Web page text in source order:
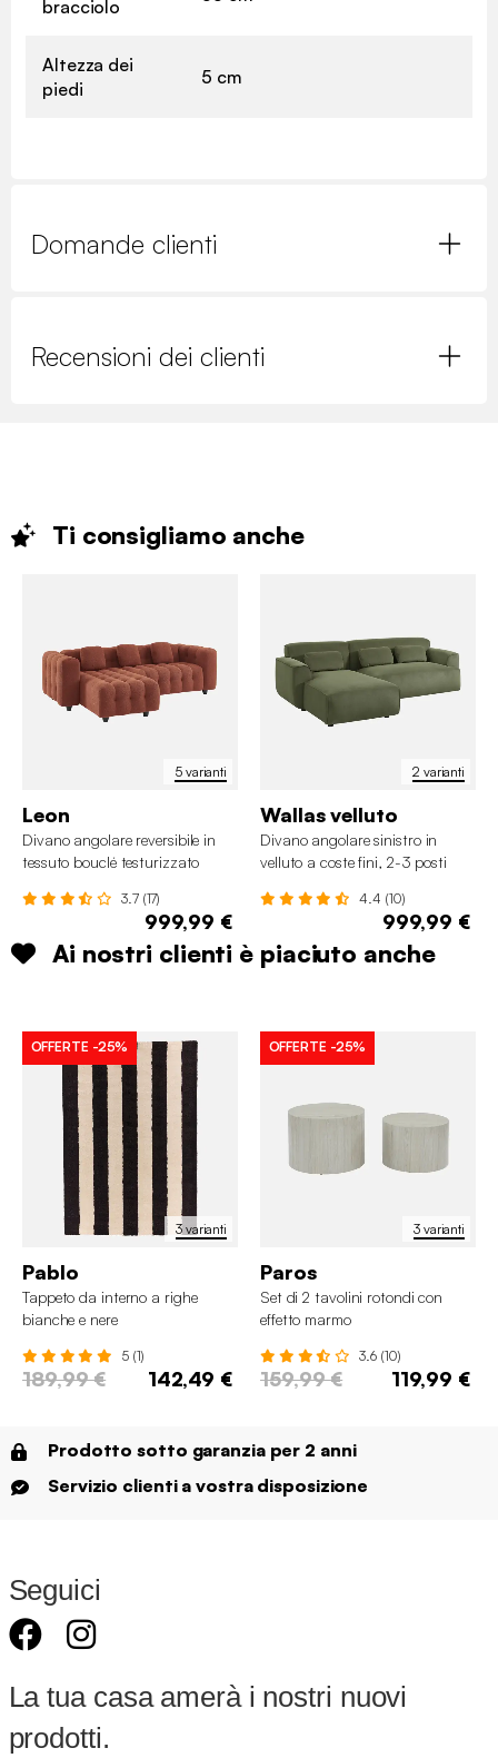
bracciolo
Altezza dei
piedi
5 cm
Domande clienti
Recensioni dei clienti
Ti consigliamo anche
5 varianti
Leon
Divano angolare reversibile in
tessuto bouclé testurizzato
3.7 (17)
999,99 €
2 varianti
Wallas velluto
Divano angolare sinistro in
velluto a coste fini, 2-3 posti
4.4 (10)
999,99 €
Ai nostri clienti è piaciuto anche
3 varianti
OFFERTE -25%
Pablo
Tappeto da interno a righe
bianche e nere
5 (1)
189,99 € 142,49 €
3 varianti
OFFERTE -25%
Paros
Set di 2 tavolini rotondi con
effetto marmo
3.6 (10)
159,99 € 119,99 €
Prodotto sotto garanzia per 2 anni
Servizio clienti a vostra disposizione
Seguici
La tua casa amerà i nostri nuovi
prodotti.